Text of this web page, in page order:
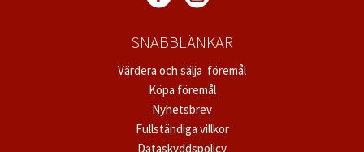
SNABBLÄNKAR
Värdera och sälja föremål
Köpa föremål
Nyhetsbrev
Fullständiga villkor
Dataskyddspolicy